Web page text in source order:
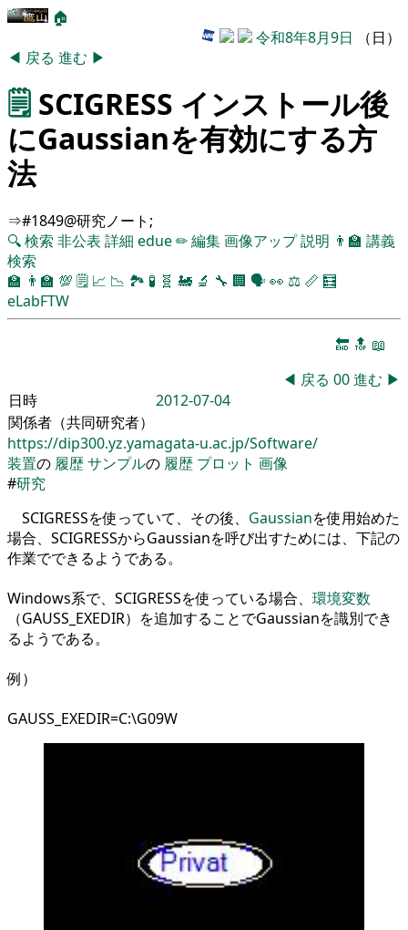
🏠
令和8年8月9日 （日）
◀ 戻る 進む ▶
🗒️ SCIGRESS インストール後
にGaussianを有効にする方
法
⇒#1849@研究ノート;
🔍検索 非公表 詳細 edue✏編集画像アップ説明 👨‍🏫 講義
検索
🏫 👨‍🏫 💯 🗒️ 📈 📉 🏞 🧪 🧬 🚂 🔬 🔧 🏢 🗣️👀 ⚖️ 📏 🧮
eLabFTW
🔚 🔝 📖
◀ 戻る 00進む ▶
日時
2012-07-04
関係者（共同研究者）
https://dip300.yz.yamagata-u.ac.jp/Software/
装置の 履歴サンプルの 履歴 プロット 画像
#研究
SCIGRESSを使っていて、 その後、 Gaussianを使用始めた
場合、 SCIGRESSからGaussianを呼び出すためには、 下記の
作業でできるようである。
Windows系で、 SCIGRESSを使っている場合、 環境変数
（GAUSS_EXEDIR） を追加することでGaussianを識別でき
るようである。
例）
GAUSS_EXEDIR=C:\G09W